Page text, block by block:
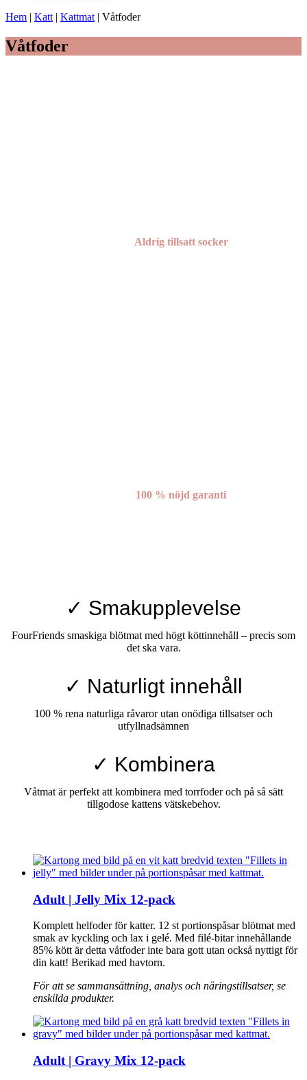
Hem | Katt | Kattmat | Våtfoder
Våtfoder
Aldrig tillsatt socker
100 % nöjd garanti
✓ Smakupplevelse
FourFriends smaskiga blötmat med högt köttinnehåll – precis som
det ska vara.
✓ Naturligt innehåll
100 % rena naturliga råvaror utan onödiga tillsatser och
utfyllnadsämnen
✓ Kombinera
Våtmat är perfekt att kombinera med torrfoder och på så sätt
tillgodose kattens vätskebehov.
Adult | Jelly Mix 12-pack
Komplett helfoder för katter. 12 st portionspåsar blötmat med
smak av kyckling och lax i gelé. Med filé-bitar innehållande
85% kött är detta våtfoder inte bara gott utan också nyttigt för
din katt! Berikad med havtorn.
För att se sammansättning, analys och näringstillsatser, se
enskilda produkter.
Adult | Gravy Mix 12-pack